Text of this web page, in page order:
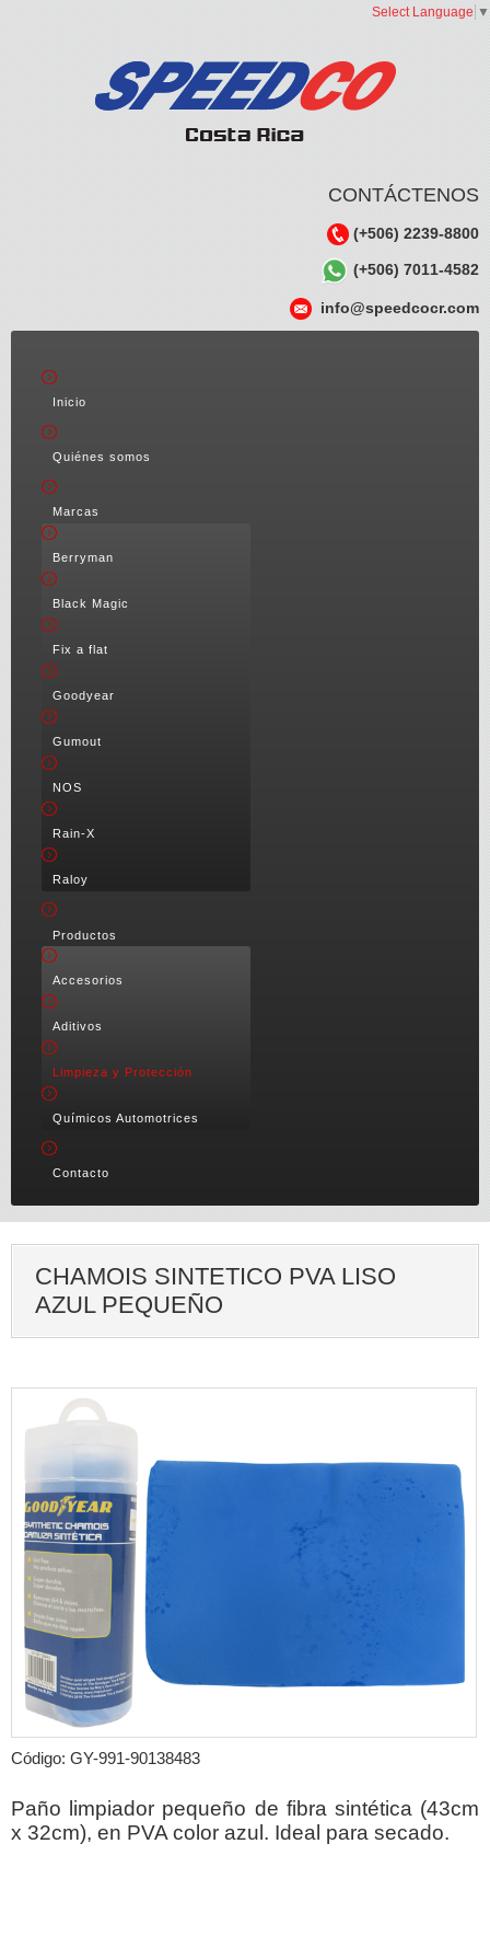
Select Language ▼
CONTÁCTENOS
(+506) 2239-8800
(+506) 7011-4582
info@speedcocr.com
Inicio
Quiénes somos
Marcas
Berryman
Black Magic
Fix a flat
Goodyear
Gumout
NOS
Rain-X
Raloy
Productos
Accesorios
Aditivos
Limpieza y Protección
Químicos Automotrices
Contacto
CHAMOIS SINTETICO PVA LISO
AZUL PEQUEÑO
Código: GY-991-90138483
Paño limpiador pequeño de fibra sintética (43cm
x 32cm), en PVA color azul. Ideal para secado.